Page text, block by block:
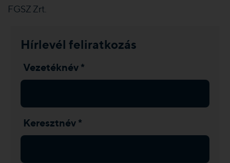
FGSZ Zrt.
Hírlevél feliratkozás
Vezetéknév *
Keresztnév *